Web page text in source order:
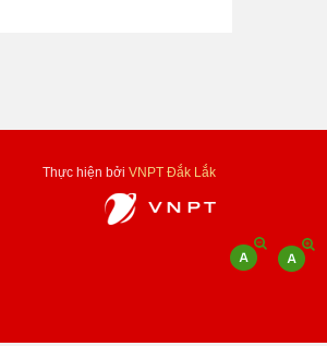
Thực hiện bởi VNPT Đắk Lắk